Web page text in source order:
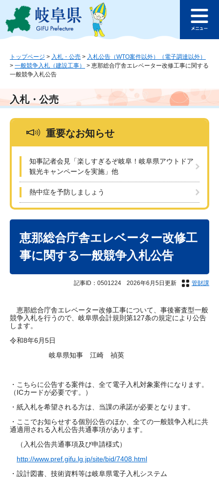
ジ
ュ
本
文
このページの本文へ
ュ
トップページ > 入札・公売 > 入札公告（WTO案件以外）（電子調達以外）
> 一般競争入札（建設工事） > 恵那総合庁舎エレベーター改修工事に関する
一般競争入札公告
入札・公売
重要なお知らせ
知事記者会見「楽しすぎるぞ岐阜！岐阜県アウトドア
観光キャンペーンを実施」他
熱中症を予防しましょう
恵那総合庁舎エレベーター改修工
事に関する一般競争入札公告
記事ID：0501224 2026年6月5日更新 管財課
恵那総合庁舎エレベーター改修工事について、事後審査型一般
競争入札を行うので、岐阜県会計規則第127条の規定により公告
します。
令和8年6月5日
岐阜県知事 江崎 禎英
・こちらに公告する案件は、全て電子入札対象案件になります。
（ICカードが必要です。）
・紙入札を希望される方は、当課の承諾が必要となります。
・ここでお知らせする個別公告のほか、全ての一般競争入札に共
通適用される入札公告共通事項があります。
（入札公告共通事項及び申請様式）
http://www.pref.gifu.lg.jp/site/bid/7408.html
・設計図書、技術資料等は岐阜県電子入札システム